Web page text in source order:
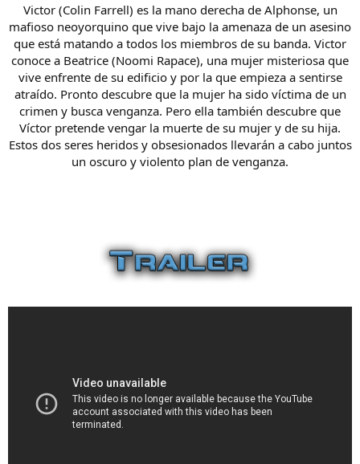
Victor (Colin Farrell) es la mano derecha de Alphonse, un
mafioso neoyorquino que vive bajo la amenaza de un asesino
que está matando a todos los miembros de su banda. Victor
conoce a Beatrice (Noomi Rapace), una mujer misteriosa que
vive enfrente de su edificio y por la que empieza a sentirse
atraído. Pronto descubre que la mujer ha sido víctima de un
crimen y busca venganza. Pero ella también descubre que
Víctor pretende vengar la muerte de su mujer y de su hija.
Estos dos seres heridos y obsesionados llevarán a cabo juntos
un oscuro y violento plan de venganza.